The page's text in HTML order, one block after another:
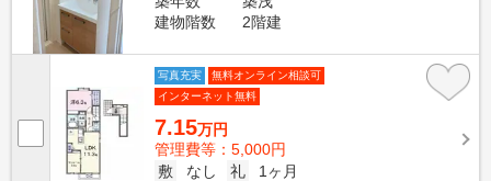
建物階数
2階建
写真充実
無料オンライン相談可
インターネット無料
7.15万円
管理費等：5,000円
敷
なし 礼
1ヶ月